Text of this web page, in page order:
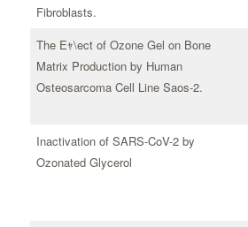
Fibroblasts.
The Eｬ\ect of Ozone Gel on Bone
Matrix Production by Human
Osteosarcoma Cell Line Saos-2.
Inactivation of SARS-CoV-2 by
Ozonated Glycerol